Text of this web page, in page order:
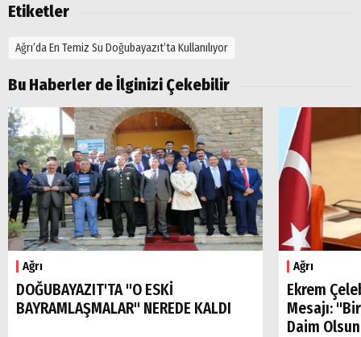
Etiketler
Ağrı’da En Temiz Su Doğubayazıt’ta Kullanılıyor
Bu Haberler de İlginizi Çekebilir
Ağrı
DOĞUBAYAZIT'TA "O ESKİ
BAYRAMLAŞMALAR" NEREDE KALDI
Ağrı
Ekrem
Mesajı:
Daim